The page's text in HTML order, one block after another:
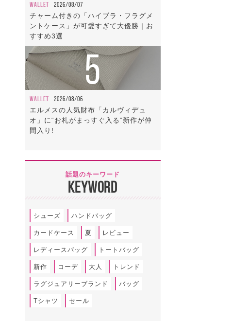
WALLET 2026/08/07
チャーム付きの「ハイブラ・フラグメ
ントケース」が可愛すぎて大優勝 | お
すすめ3選
5
WALLET 2026/08/06
エルメスの人気財布「カルヴィデュ
オ」に“お札がまっすぐ入る”新作が仲
間入り!
話題のキーワード
KEYWORD
シューズ ハンドバッグ
カードケース 夏 レビュー
レディースバッグ トートバッグ
新作 コーデ 大人 トレンド
ラグジュアリーブランド バッグ
Tシャツ セール